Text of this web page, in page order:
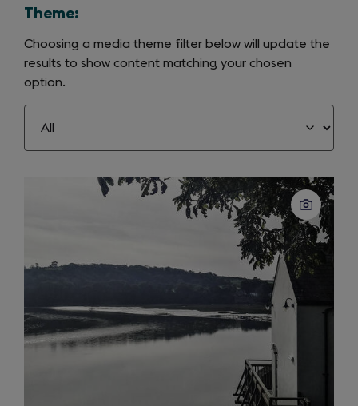
Theme:
Choosing a media theme filter below will update the
results to show content matching your chosen
option.